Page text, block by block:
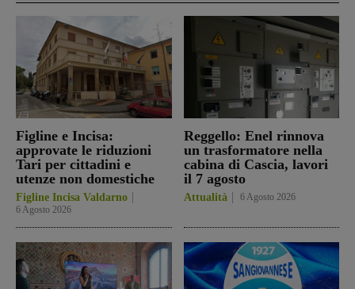
Figline e Incisa:
approvate le riduzioni
Tari per cittadini e
utenze non domestiche
Figline Incisa Valdarno
6 Agosto 2026
Reggello: Enel rinnova
un trasformatore nella
cabina di Cascia, lavori
il 7 agosto
Attualità 6 Agosto 2026